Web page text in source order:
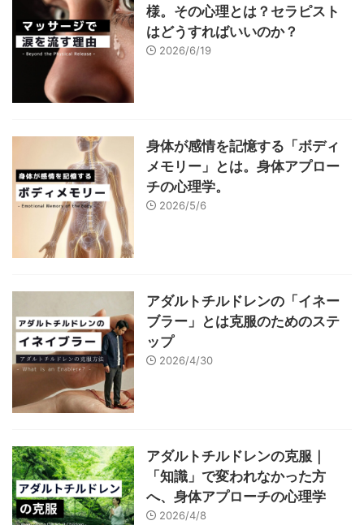
様。その心理とは？セラピスト
はどうすればいいのか？
2026/6/19
身体が感情を記憶する「ボディ
メモリー」とは。身体アプロー
チの心理学。
2026/5/6
アダルトチルドレンの「イネー
ブラー」とは克服のためのステ
ップ
2026/4/30
アダルトチルドレンの克服｜
「知識」で変われなかった方
へ、身体アプローチの心理学
2026/4/8